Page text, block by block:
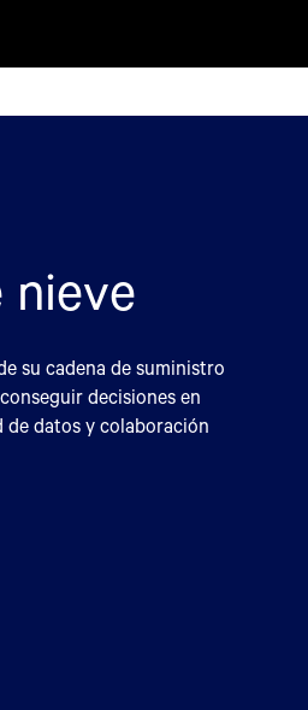
nieve
su cadena de suministro
decisiones en
de datos y colaboración